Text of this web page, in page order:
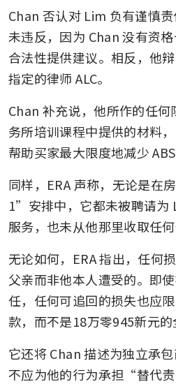
Chan 否认对 Lim 负有谨慎
未违反，因为 Chan 没有资
合法性提供建议。相反，他
指定的律师 ALC。
Chan 补充说，他所作的任
务所培训课程中提供的材料
帮助买家最大限度地减少
同样，ERA 声称，无论是在
1”安排中，它都未被聘请为
服务，也未从他那里收取任何
无论如何，ERA 指出，任何
父亲而非他本人遭受的。即
任，任何可追回的损失也应
款，而不是18万零945新元的
它还将 Chan 描述为独立承
不应为他的行为承担“替代